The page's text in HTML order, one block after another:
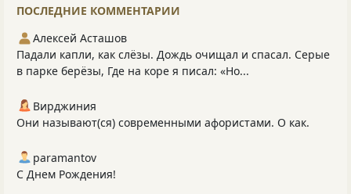
ПОСЛЕДНИЕ КОММЕНТАРИИ
Алексей Асташов
Падали капли, как слёзы. Дождь очищал и спасал. Серые
в парке берёзы, Где на коре я писал: «Но...
Вирджиния
Они называют(ся) современными афористами. О как.
paramantov
С Днем Рождения!